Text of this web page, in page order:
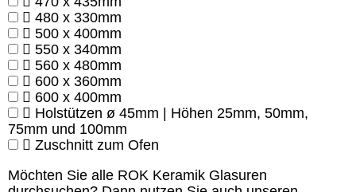
480 x 330mm
500 x 400mm
550 x 340mm
560 x 480mm
600 x 360mm
600 x 400mm
Holstützen ø 45mm | Höhen 25mm, 50mm,
75mm und 100mm
Zuschnitt zum Ofen
Möchten Sie alle ROK Keramik Glasuren